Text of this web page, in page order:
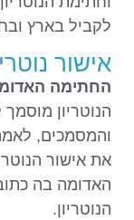
לקביל בארץ
אישור
החתימה
הנוטריון
והמסמכים,
את אישור
האדומה בה כתוב
הנוטריון.